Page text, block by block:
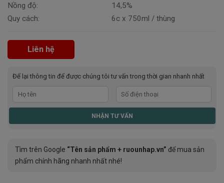
Nồng độ:
Quy cách:
14,5%
6c x 750ml / thùng
Liên hệ
Để lại thông tin để được chúng tôi tư vấn trong thời gian nhanh nhất
Tìm trên Google “Tên sản phẩm + ruounhap.vn” để mua sản
phẩm chính hãng nhanh nhất nhé!